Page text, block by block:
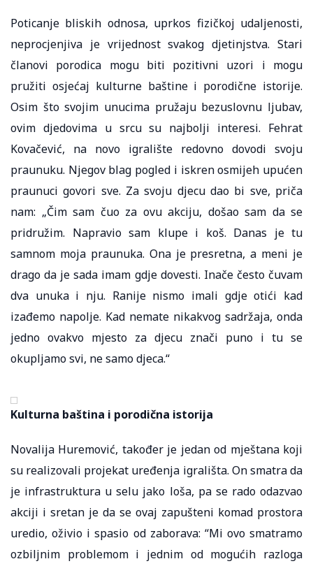
Poticanje bliskih odnosa, uprkos fizičkoj udaljenosti,
neprocjenjiva je vrijednost svakog djetinjstva. Stari
članovi porodica mogu biti pozitivni uzori i mogu
pružiti osjećaj kulturne baštine i porodične istorije.
Osim što svojim unucima pružaju bezuslovnu ljubav,
ovim djedovima u srcu su najbolji interesi. Fehrat
Kovačević, na novo igralište redovno dovodi svoju
praunuku. Njegov blag pogled i iskren osmijeh upućen
praunuci govori sve. Za svoju djecu dao bi sve, priča
nam: „Čim sam čuo za ovu akciju, došao sam da se
pridružim. Napravio sam klupe i koš. Danas je tu
samnom moja praunuka. Ona je presretna, a meni je
drago da je sada imam gdje dovesti. Inače često čuvam
dva unuka i nju. Ranije nismo imali gdje otići kad
izađemo napolje. Kad nemate nikakvog sadržaja, onda
jedno ovakvo mjesto za djecu znači puno i tu se
okupljamo svi, ne samo djeca.“
Kulturna baština i porodična istorija
Novalija Huremović, također je jedan od mještana koji
su realizovali projekat uređenja igrališta. On smatra da
je infrastruktura u selu jako loša, pa se rado odazvao
akciji i sretan je da se ovaj zapušteni komad prostora
uredio, oživio i spasio od zaborava: “Mi ovo smatramo
ozbiljnim problemom i jednim od mogućih razloga